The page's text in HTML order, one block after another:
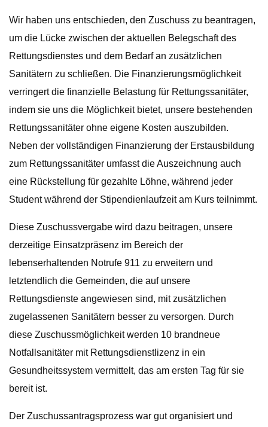
Wir haben uns entschieden, den Zuschuss zu beantragen,
um die Lücke zwischen der aktuellen Belegschaft des
Rettungsdienstes und dem Bedarf an zusätzlichen
Sanitätern zu schließen. Die Finanzierungsmöglichkeit
verringert die finanzielle Belastung für Rettungssanitäter,
indem sie uns die Möglichkeit bietet, unsere bestehenden
Rettungssanitäter ohne eigene Kosten auszubilden.
Neben der vollständigen Finanzierung der Erstausbildung
zum Rettungssanitäter umfasst die Auszeichnung auch
eine Rückstellung für gezahlte Löhne, während jeder
Student während der Stipendienlaufzeit am Kurs teilnimmt.
Diese Zuschussvergabe wird dazu beitragen, unsere
derzeitige Einsatzpräsenz im Bereich der
lebenserhaltenden Notrufe 911 zu erweitern und
letztendlich die Gemeinden, die auf unsere
Rettungsdienste angewiesen sind, mit zusätzlichen
zugelassenen Sanitätern besser zu versorgen. Durch
diese Zuschussmöglichkeit werden 10 brandneue
Notfallsanitäter mit Rettungsdienstlizenz in ein
Gesundheitssystem vermittelt, das am ersten Tag für sie
bereit ist.
Der Zuschussantragsprozess war gut organisiert und